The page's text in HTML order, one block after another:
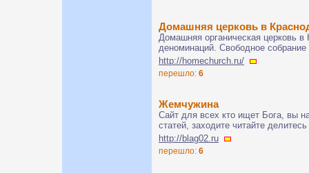
Домашняя церковь в
Домашняя органическая церковь
деноминаций. Свободное собрание
http://homechurch.ru/
перешло: 6
Жемчужина
Сайт для всех кто ищет Бога, вы
статей, заходите читайте
http://blag02.ru
перешло: 6